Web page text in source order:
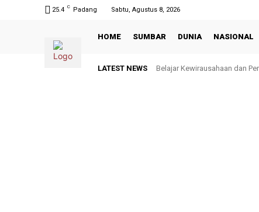
25.4 C Padang Sabtu, Agustus 8, 2026
HOME SUMBAR DUNIA NASIONAL
LATEST NEWS
Belajar Kewirausahaan dan